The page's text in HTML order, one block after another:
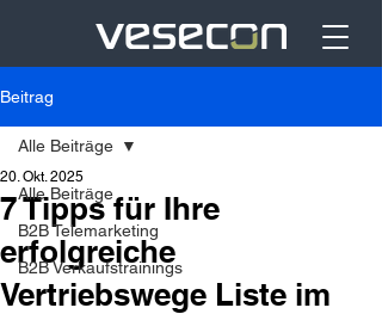
Beitrag
Alle Beiträge
B2B Telemarketing
B2B Verkaufstrainings
Alle Beiträge
7 Tipps für Ihre
erfolgreiche
Vertriebswege Liste im
20. Okt. 2025